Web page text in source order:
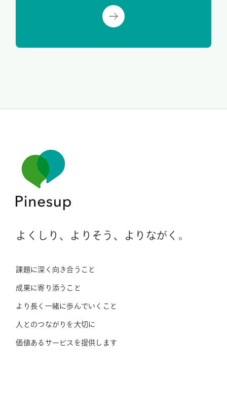
よくしり、よりそう、よりながく。
課題に深く向き合うこと
成果に寄り添うこと
より長く一緒に歩んでいくこと
人とのつながりを大切に
価値あるサービスを提供します